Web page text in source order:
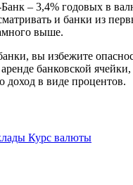
– 3,4% годовых в
и банки из
выше.
вы избежите
банковской
доход в виде процентов.
Курс валюты